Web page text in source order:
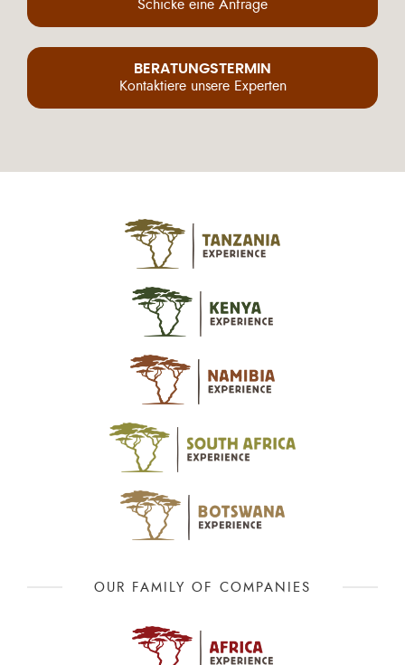
Schicke eine Anfrage
BERATUNGSTERMIN
Kontaktiere unsere Experten
OUR FAMILY OF COMPANIES